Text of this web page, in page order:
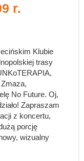
r.
Klubie
trasy
Zmaza,
No Future. Oj,
Zapraszam
z koncertu,
porcję
wizualny